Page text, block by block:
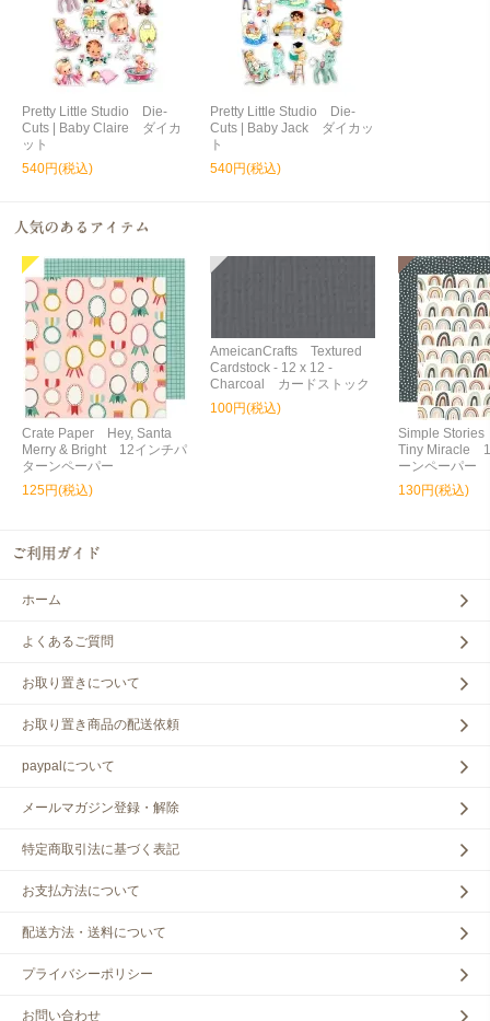
Pretty Little Studio Die-
Cuts | Baby Claire ダイカ
ット
540円(税込)
Pretty Little Studio Die-
Cuts | Baby Jack ダイカッ
ト
540円(税込)
Crate Paper Hey, Santa
Merry & Bright 12インチパ
ターンペーパー
125円(税込)
AmeicanCrafts Textured
Cardstock - 12 x 12 -
Charcoal カードストック
100円(税込)
Simple
Tiny Miracle
ーンペーパー
130円(税込)
ホーム
よくあるご質問
お取り置きについて
お取り置き商品の配送依頼
paypalについて
メールマガジン登録・解除
特定商取引法に基づく表記
お支払方法について
配送方法・送料について
プライバシーポリシー
お問い合わせ